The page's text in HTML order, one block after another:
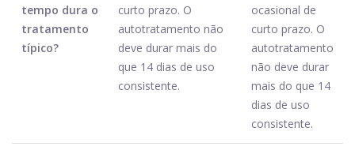
tempo dura o
tratamento
típico?
curto prazo. O
autotratamento não
deve durar mais do
que 14 dias de uso
consistente.
ocasional de
curto prazo. O
autotratamento
não deve durar
mais do que 14
dias de uso
consistente.